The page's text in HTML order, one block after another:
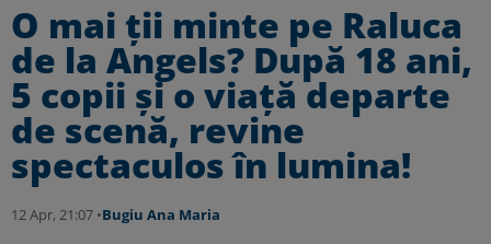
O mai ții minte pe Raluca
de la Angels? După 18 ani,
5 copii și o viață departe
de scenă, revine
spectaculos în lumina!
12 Apr, 21:07 •Bugiu ⁠Ana Maria